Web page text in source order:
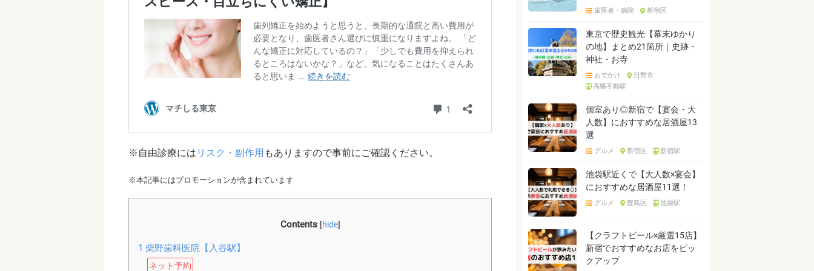
※自由診療には リスク・副作用 もありますので事前にご確認ください。
※本記事にはプロモーションが含まれています
Contents [hide]
1 柴野歯科医院【入谷駅】
ネット予約
歯医者・病院 新宿区
東京で歴史観光【幕末ゆかり
の地】まとめ21箇所｜史跡・
神社・お寺
おでかけ
日野市
高幡不動駅
個室あり◎新宿で【宴会・大
人数】におすすめな居酒屋13
選
グルメ 新宿区 新宿駅
池袋駅近くで【大人数×宴会】
におすすめな居酒屋11選！
グルメ 豊島区 池袋駅
【クラフトビール×厳選15店】
新宿でおすすめなお店をピッ
クアップ